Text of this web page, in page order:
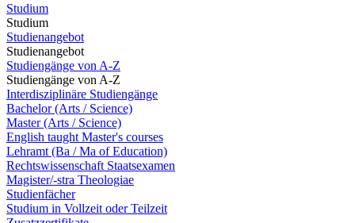
Studium
Studium
Studienangebot
Studienangebot
Studiengänge von A-Z
Studiengänge von A-Z
Interdisziplinäre Studiengänge
Bachelor (Arts / Science)
Master (Arts / Science)
English taught Master's courses
Lehramt (Ba / Ma of Education)
Rechtswissenschaft Staatsexamen
Magister/-stra Theologiae
Studienfächer
Studium in Vollzeit oder Teilzeit